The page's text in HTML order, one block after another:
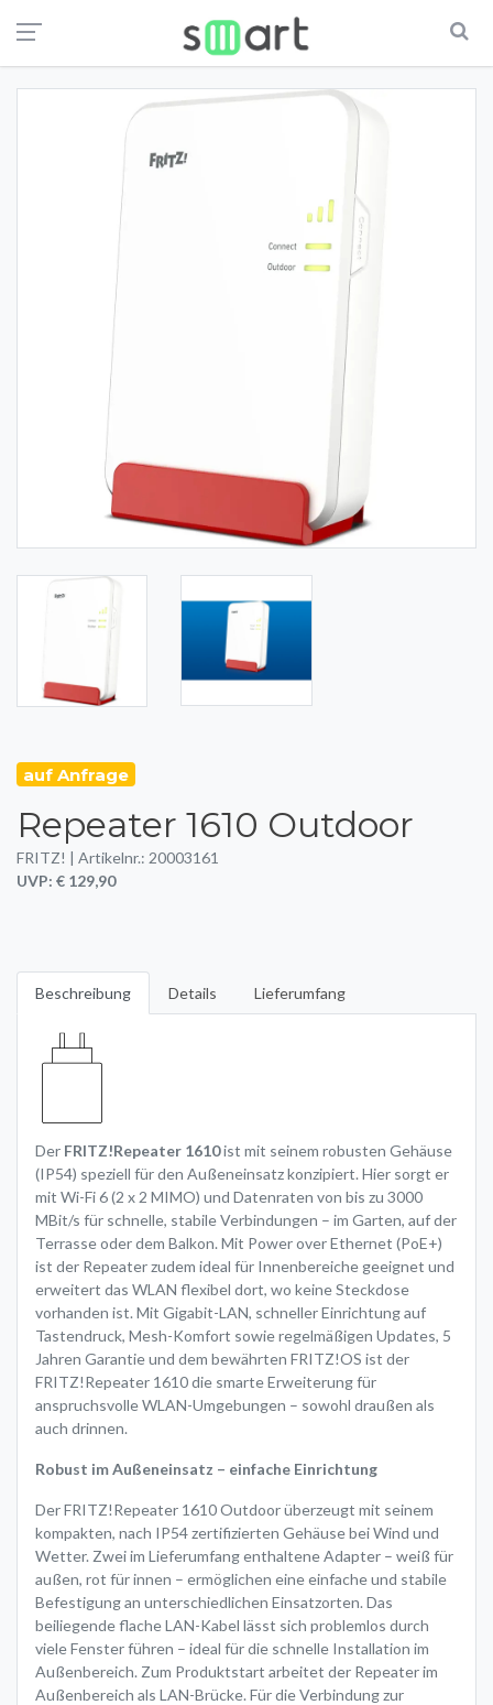
auf Anfrage
Repeater 1610 Outdoor
FRITZ! | Artikelnr.: 20003161
UVP: € 129,90
Beschreibung Details Lieferumfang
Der FRITZ!Repeater 1610ist mit seinem robusten Gehäuse
(IP54) speziell für den Außeneinsatz konzipiert. Hier sorgt er
mit Wi-Fi 6 (2 x 2 MIMO) und Datenraten von bis zu 3000
MBit/s für schnelle, stabile Verbindungen – im Garten, auf der
Terrasse oder dem Balkon. Mit Power over Ethernet (PoE+)
ist der Repeater zudem ideal für Innenbereiche geeignet und
erweitert das WLAN flexibel dort, wo keine Steckdose
vorhanden ist. Mit Gigabit-LAN, schneller Einrichtung auf
Tastendruck, Mesh-Komfort sowie regelmäßigen Updates, 5
Jahren Garantie und dem bewährten FRITZ!OS ist der
FRITZ!Repeater 1610 die smarte Erweiterung für
anspruchsvolle WLAN-Umgebungen – sowohl draußen als
auch drinnen.
Robust im Außeneinsatz – einfache Einrichtung
Der FRITZ!Repeater 1610 Outdoor überzeugt mit seinem
kompakten, nach IP54 zertifizierten Gehäuse bei Wind und
Wetter. Zwei im Lieferumfang enthaltene Adapter – weiß für
außen, rot für innen – ermöglichen eine einfache und stabile
Befestigung an unterschiedlichen Einsatzorten. Das
beiliegende flache LAN-Kabel lässt sich problemlos durch
viele Fenster führen – ideal für die schnelle Installation im
Außenbereich. Zum Produktstart arbeitet der Repeater im
Außenbereich als LAN-Brücke. Für die Verbindung zur